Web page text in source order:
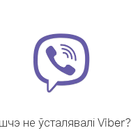
не ўсталявалі Viber?